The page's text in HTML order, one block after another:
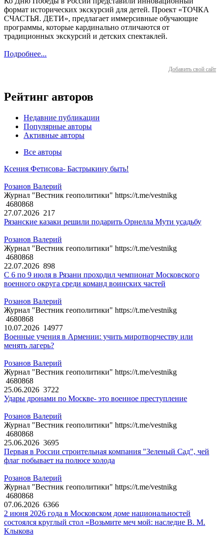
формат исторических экскурсий для детей. Проект «ТОЧКА
СЧАСТЬЯ. ДЕТИ», предлагает иммерсивные обучающие
программы, которые кардинально отличаются от
традиционных экскурсий и детских спектаклей.
Подробнее...
Добавить свой сайт
Рейтинг авторов
Недавние публикации
Популярные авторы
Активные авторы
Все авторы
Ксения Фетисова- Бастрыкину быть!
Розанов Валерий
Журнал "Вестник геополитики" https://t.me/vestnikg
4680868
27.07.2026 217
Рязанские казаки решили подарить Орнелла Мути усадьбу
Розанов Валерий
Журнал "Вестник геополитики" https://t.me/vestnikg
4680868
22.07.2026 898
С 6 по 9 июля в Рязани проходил чемпионат Московского
военного округа среди команд воинских частей
Розанов Валерий
Журнал "Вестник геополитики" https://t.me/vestnikg
4680868
10.07.2026 14977
Военные учения в Армении: учить миротворчеству или
менять лагерь?
Розанов Валерий
Журнал "Вестник геополитики" https://t.me/vestnikg
4680868
25.06.2026 3722
Удары дронами по Москве- это военное преступление
Розанов Валерий
Журнал "Вестник геополитики" https://t.me/vestnikg
4680868
25.06.2026 3695
Первая в России строительная компания "Зеленый Сад", чей
флаг побывает на полюсе холода
Розанов Валерий
Журнал "Вестник геополитики" https://t.me/vestnikg
4680868
07.06.2026 6366
2 июня 2026 года в Московском доме национальностей
состоялся круглый стол «Возьмите меч мой: наследие В. М.
Клыкова